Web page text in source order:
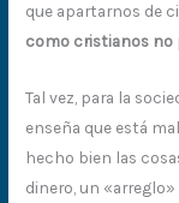
que apartarnos de
como cristianos no
Tal vez, para la
enseña que está
hecho bien las
dinero, un